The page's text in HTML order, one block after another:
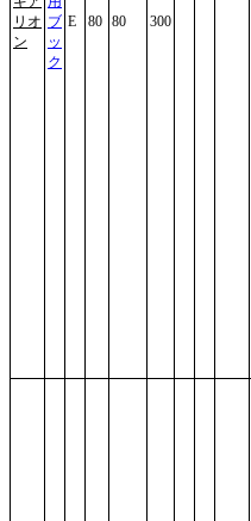
リオ
ン
ブ
ッ
ク
E 80 80 300